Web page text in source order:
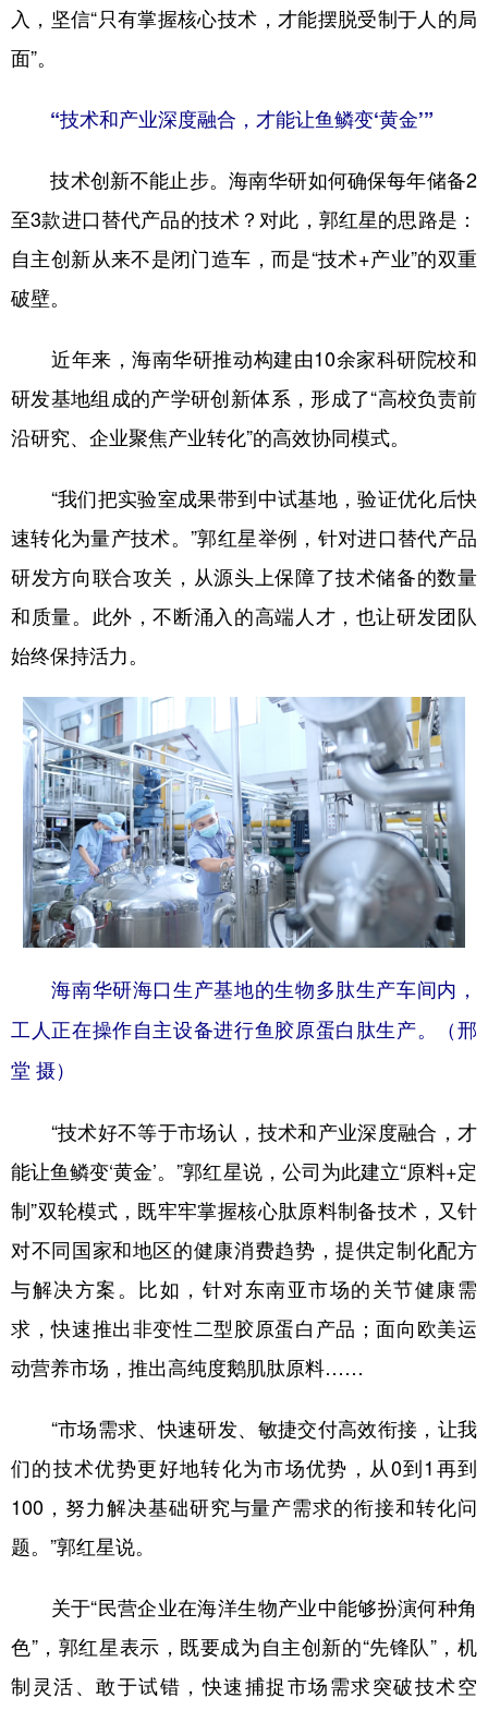
入，坚信“只有掌握核心技术，才能摆脱受制于人的局
面”。
“技术和产业深度融合，才能让鱼鳞变‘黄金’”
技术创新不能止步。海南华研如何确保每年储备2
至3款进口替代产品的技术？对此，郭红星的思路是：
自主创新从来不是闭门造车，而是“技术+产业”的双重
破壁。
近年来，海南华研推动构建由10余家科研院校和
研发基地组成的产学研创新体系，形成了“高校负责前
沿研究、企业聚焦产业转化”的高效协同模式。
“我们把实验室成果带到中试基地，验证优化后快
速转化为量产技术。”郭红星举例，针对进口替代产品
研发方向联合攻关，从源头上保障了技术储备的数量
和质量。此外，不断涌入的高端人才，也让研发团队
始终保持活力。
海南华研海口生产基地的生物多肽生产车间内，
工人正在操作自主设备进行鱼胶原蛋白肽生产。（邢
堂 摄）
“技术好不等于市场认，技术和产业深度融合，才
能让鱼鳞变‘黄金’。”郭红星说，公司为此建立“原料+定
制”双轮模式，既牢牢掌握核心肽原料制备技术，又针
对不同国家和地区的健康消费趋势，提供定制化配方
与解决方案。比如，针对东南亚市场的关节健康需
求，快速推出非变性二型胶原蛋白产品；面向欧美运
动营养市场，推出高纯度鹅肌肽原料……
“市场需求、快速研发、敏捷交付高效衔接，让我
们的技术优势更好地转化为市场优势，从0到1再到
100，努力解决基础研究与量产需求的衔接和转化问
题。”郭红星说。
关于“民营企业在海洋生物产业中能够扮演何种角
色”，郭红星表示，既要成为自主创新的“先锋队”，机
制灵活、敢于试错，快速捕捉市场需求突破技术空